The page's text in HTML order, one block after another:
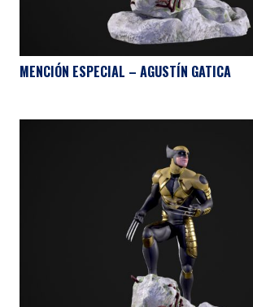
MENCIÓN ESPECIAL – AGUSTÍN GATICA